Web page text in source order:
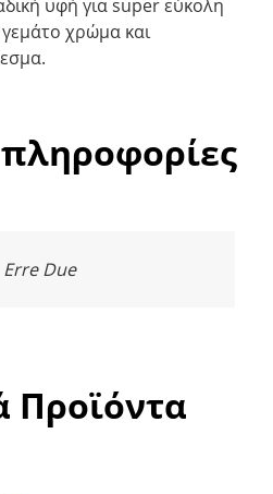
υφή για super εύκολη
χρώμα και
Erre Due
Προϊόντα